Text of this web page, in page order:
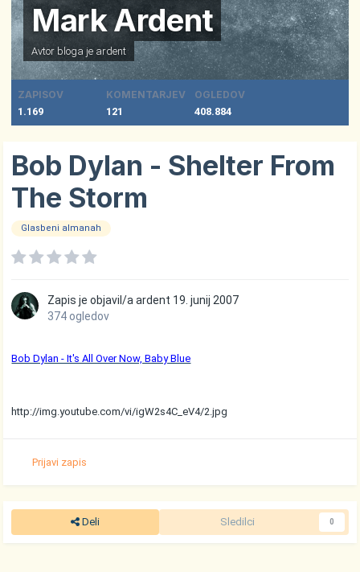
Mark Ardent
Avtor bloga je ardent
ZAPISOV
1.169
KOMENTARJEV
121
OGLEDOV
408.884
Bob Dylan - Shelter From
The Storm
Glasbeni almanah
Zapis je objavil/aardent 19. junij 2007
374 ogledov
Bob Dylan - It's All Over Now, Baby Blue
http://img.youtube.com/vi/igW2s4C_eV4/2.jpg
Prijavi zapis
Deli Sledilci 0